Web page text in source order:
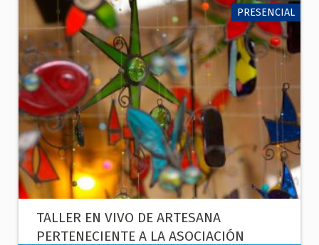
PRESENCIAL
TALLER EN VIVO DE ARTESANA
PERTENECIENTE A LA ASOCIACIÓN